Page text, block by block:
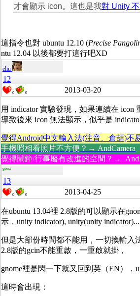
才會顯示 icon。這也是我對 Unity
這指令也對 ubuntu 12.10 (Precise
ntu 12.04 以後都要打這行吧XD
eliu
12
0 0 2013-03-20
用 indicator 實驗發現，如果連續在 icon
導致後來 icon 無法顯示，似乎是
覺得Android中文輸入法(注音、倉頡)不
手機照相看照片不方便？→ AndCamera
覺得鬧鐘/行事曆有改進的空間？→
guest
13
0 0 2013-04-25
在ubuntu 13.04裡 2.8版的可以顯示在
示，unity indicator), unity(unity
但是大部份時間都不能用，一切換輸入
2.8版的gcin不能重啟，一重啟就掛，
gnome裡是閃一下就又回到英（EN），
這時會出現：